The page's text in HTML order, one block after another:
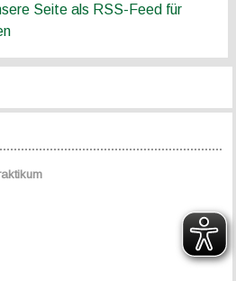
Seite als RSS-Feed für